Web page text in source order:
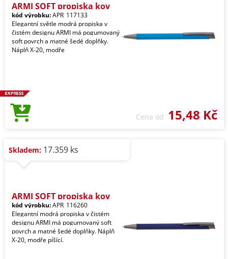
ARMI SOFT propiska kov
kód výrobku:APR_117133
Elegantní světle modrá propiska v
čistém designu ARMI má pogumovaný
soft povrch a matné šedé doplňky.
Náplň X-20, modře
Cena od 15,48 Kč
Skladem: 17.359 ks
ARMI SOFT propiska kov
kód výrobku:APR_116260
Elegantní modrá propiska v čistém
designu ARMI má pogumovaný soft
povrch a matné šedé doplňky. Náplň
X-20, modře píšící.